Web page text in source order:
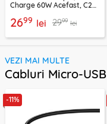
Charge 60W Acefast, C22-
2699 lei 2999 lei
VEZI MAI MULTE
Cabluri Micro-USB
-11%